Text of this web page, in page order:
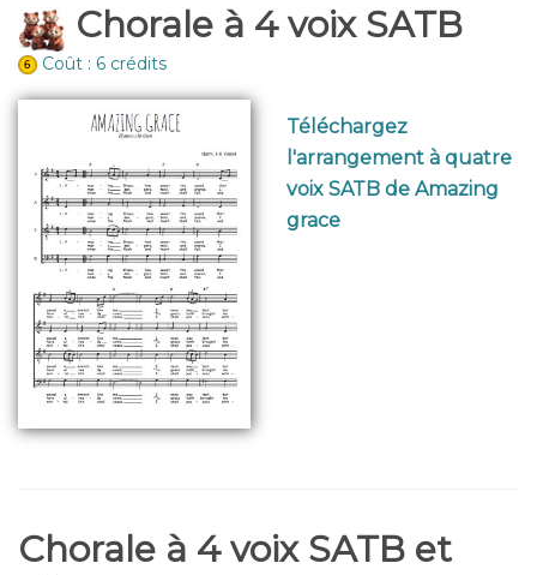
Chorale à 4 voix SATB
Coût : 6 crédits
Téléchargez
l'arrangement à quatre
voix SATB de Amazing
grace
Chorale à 4 voix SATB et